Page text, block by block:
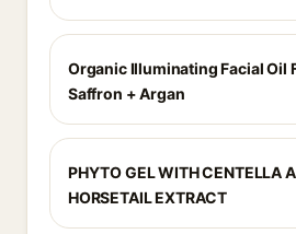
Organic Illuminating Facial Oil
Saffron + Argan
PHYTO GEL WITH CENTELLA
HORSETAIL EXTRACT